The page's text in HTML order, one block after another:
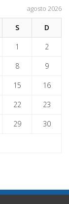
agosto 2026
S D
1 2
8 9
15 16
22 23
29 30